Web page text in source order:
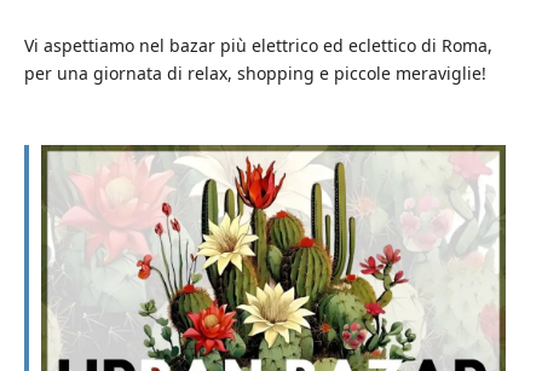
Vi aspettiamo nel bazar più elettrico ed eclettico di Roma,
per una giornata di relax, shopping e piccole meraviglie!